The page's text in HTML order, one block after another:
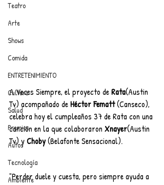
PARA MÁS INFORMACIÓN:
dinamicaseltrendytop@gmail.com
Teatro
Arte
Shows
Comida
ENTRETENIMIENTO
Cultura
Salud
Premios
Autos
Tecnología
Ambiente
A Veces Siempre, el proyecto de Rata(Austin
Tv) acompañado de Héctor Fematt (Canseco),
celebra hoy el cumpleaños 37 de Rata con una
canción en la que colaboraron Xnayer(Austin
Tv) y Choby (Belafonte Sensacional).
"Perder duele y cuesta, pero siempre ayuda a